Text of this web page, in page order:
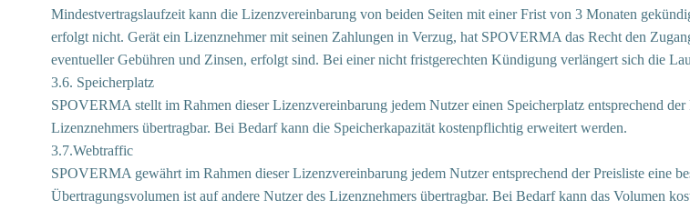
Mindestvertragslaufzeit kann die Lizenzvereinbarung von beiden Seiten mit einer Frist von 3 Monaten
erfolgt nicht. Gerät ein Lizenznehmer mit seinen Zahlungen in Verzug, hat SPOVERMA das Recht den
eventueller Gebühren und Zinsen, erfolgt sind. Bei einer nicht fristgerechten Kündigung verlängert sich die
3.6. Speicherplatz
SPOVERMA stellt im Rahmen dieser Lizenzvereinbarung jedem Nutzer einen Speicherplatz entsprechend
Lizenznehmers übertragbar. Bei Bedarf kann die Speicherkapazität kostenpflichtig erweitert werden.
3.7.Webtraffic
SPOVERMA gewährt im Rahmen dieser Lizenzvereinbarung jedem Nutzer entsprechend der Preisliste eine
Übertragungsvolumen ist auf andere Nutzer des Lizenznehmers übertragbar. Bei Bedarf kann das Volumen